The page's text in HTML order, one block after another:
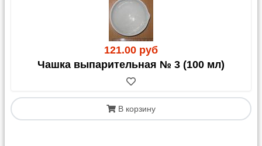
121.00 руб
Чашка выпарительная № 3 (100 мл)
В корзину